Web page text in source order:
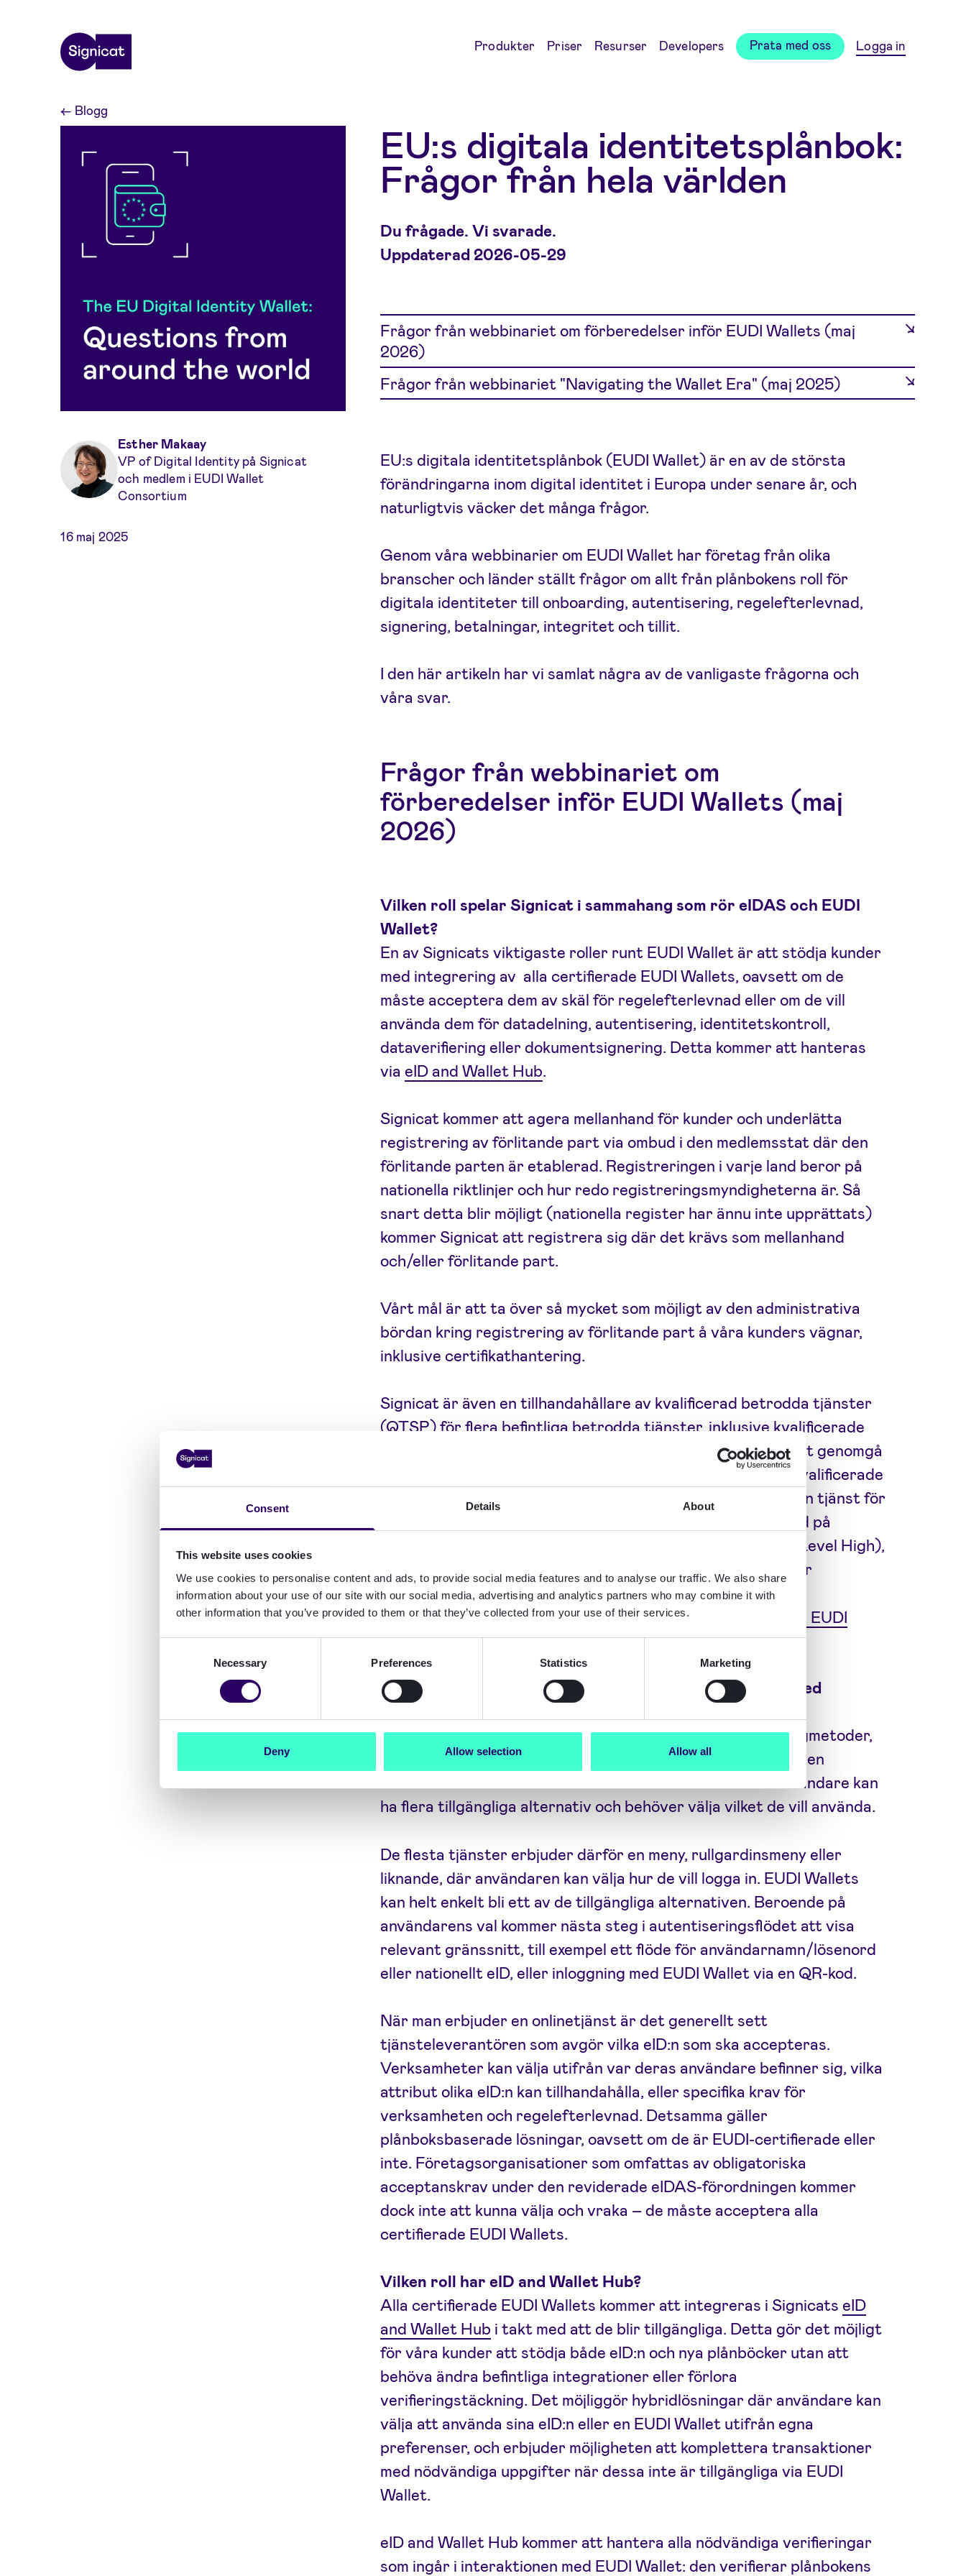
Consent Details About
This website uses cookies
We use cookies to personalise content and ads, to provide social media features and to analyse our traffic. We also share
information about your use of our site with our social media, advertising and analytics partners who may combine it with
other information that you’ve provided to them or that they’ve collected from your use of their services.
Necessary Preferences Statistics Marketing
Deny Allow selection Allow all
Produkter Priser Resurser Developers Prata med oss Logga in
← Blogg
Esther Makaay
VP of Digital Identity på Signicat
och medlem i EUDI Wallet
Consortium
16 maj 2025
EU:s digitala identitetsplånbok:
Frågor från hela världen
Du frågade. Vi svarade.
Uppdaterad 2026-05-29
Frågor från webbinariet om förberedelser inför EUDI Wallets (maj
2026)
Frågor från webbinariet "Navigating the Wallet Era" (maj 2025)
EU:s digitala identitetsplånbok (EUDI Wallet) är en av de största
förändringarna inom digital identitet i Europa under senare år, och
naturligtvis väcker det många frågor.
Genom våra webbinarier om EUDI Wallet har företag från olika
branscher och länder ställt frågor om allt från plånbokens roll för
digitala identiteter till onboarding, autentisering, regelefterlevnad,
signering, betalningar, integritet och tillit.
I den här artikeln har vi samlat några av de vanligaste frågorna och
våra svar.
Frågor från webbinariet om
förberedelser inför EUDI Wallets (maj
2026)
Vilken roll spelar Signicat i sammahang som rör eIDAS och EUDI
Wallet?
En av Signicats viktigaste roller runt EUDI Wallet är att stödja kunder
med integrering av alla certifierade EUDI Wallets, oavsett om de
måste acceptera dem av skäl för regelefterlevnad eller om de vill
använda dem för datadelning, autentisering, identitetskontroll,
dataverifiering eller dokumentsignering. Detta kommer att hanteras
viaeID and Wallet Hub.
Signicat kommer att agera mellanhand för kunder och underlätta
registrering av förlitande part via ombud i den medlemsstat där den
förlitande parten är etablerad. Registreringen i varje land beror på
nationella riktlinjer och hur redo registreringsmyndigheterna är. Så
snart detta blir möjligt (nationella register har ännu inte upprättats)
kommer Signicat att registrera sig där det krävs som mellanhand
och/eller förlitande part.
Vårt mål är att ta över så mycket som möjligt av den administrativa
bördan kring registrering av förlitande part å våra kunders vägnar,
inklusive certifikathantering.
Signicat är även en tillhandahållare av kvalificerad betrodda tjänster
(QTSP) för flera befintliga betrodda tjänster, inklusive kvalificerade
elektroniska underskrifter (QES). Signicat planerar även att genomgå
den certifieringsprocess som krävs för att kunna utfärda kvalificerade
elektroniska intyg om attribut (QEAA). Vi erbjuder redan en tjänst för
utfärdande av personidentifieringsuppgifter (PID), baserad på
identitetsverifiering på hög tillitsnivå enligt eIDAS (eIDAS Level High),
som kan användas av medlemsstater och digitala plånböcker
Läs mer omhur Signicat kan hjälpa dig att förbereda dig för EUDI
Wallets.
Hur kommer företag att stödja EUDI Wallets parallellt med
När du gör din onlinetjänst tillgänglig för olika autentiseringmetoder,
som eID:n eller plånböcker, går det inte att veta i förväg om en
användare redan har en av dina tillåtna metoder. Vissa användare kan
ha flera tillgängliga alternativ och behöver välja vilket de vill använda.
De flesta tjänster erbjuder därför en meny, rullgardinsmeny eller
liknande, där användaren kan välja hur de vill logga in. EUDI Wallets
kan helt enkelt bli ett av de tillgängliga alternativen. Beroende på
användarens val kommer nästa steg i autentiseringsflödet att visa
relevant gränssnitt, till exempel ett flöde för användarnamn/lösenord
eller nationellt eID, eller inloggning med EUDI Wallet via en QR-kod.
När man erbjuder en onlinetjänst är det generellt sett
tjänsteleverantören som avgör vilka eID:n som ska accepteras.
Verksamheter kan välja utifrån var deras användare befinner sig, vilka
attribut olika eID:n kan tillhandahålla, eller specifika krav för
verksamheten och regelefterlevnad. Detsamma gäller
plånboksbaserade lösningar, oavsett om de är EUDI-certifierade eller
inte. Företagsorganisationer som omfattas av obligatoriska
acceptanskrav under den reviderade eIDAS-förordningen kommer
dock inte att kunna välja och vraka – de måste acceptera alla
certifierade EUDI Wallets.
Vilken roll har eID and Wallet Hub?
Alla certifierade EUDI Wallets kommer att integreras i SignicatseID
and Wallet Hub i takt med att de blir tillgängliga. Detta gör det möjligt
för våra kunder att stödja både eID:n och nya plånböcker utan att
behöva ändra befintliga integrationer eller förlora
verifieringstäckning. Det möjliggör hybridlösningar där användare kan
välja att använda sina eID:n eller en EUDI Wallet utifrån egna
preferenser, och erbjuder möjligheten att komplettera transaktioner
med nödvändiga uppgifter när dessa inte är tillgängliga via EUDI
Wallet.
eID and Wallet Hub kommer att hantera alla nödvändiga verifieringar
som ingår i interaktionen med EUDI Wallet: den verifierar plånbokens